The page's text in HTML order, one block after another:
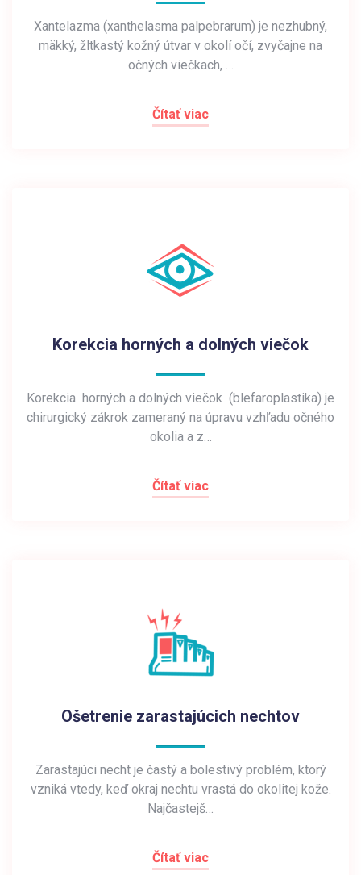
Xantelazma (xanthelasma palpebrarum) je nezhubný,
mäkký, žltkastý kožný útvar v okolí očí, zvyčajne na
očných viečkach, …
Čítať viac
Korekcia horných a dolných viečok
Korekcia horných a dolných viečok (blefaroplastika) je
chirurgický zákrok zameraný na úpravu vzhľadu očného
okolia a z…
Čítať viac
Ošetrenie zarastajúcich nechtov
Zarastajúci necht je častý a bolestivý problém, ktorý
vzniká vtedy, keď okraj nechtu vrastá do okolitej kože.
Najčastejš…
Čítať viac